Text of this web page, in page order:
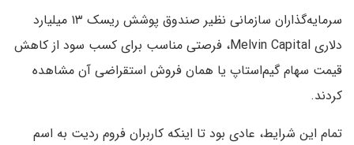
سرمایه‌گذاران سازمانی نظیر صندوق پوشش ریسک ۱۳ میلیارد
دلاری Melvin Capital، فرصتی مناسب برای کسب سود از کاهش
قیمت سهام گیم‌استاپ یا همان فروش استقراضی آن مشاهده
کردند.
تمام این شرایط، عادی بود تا اینکه کاربران فروم ردیت به اسم